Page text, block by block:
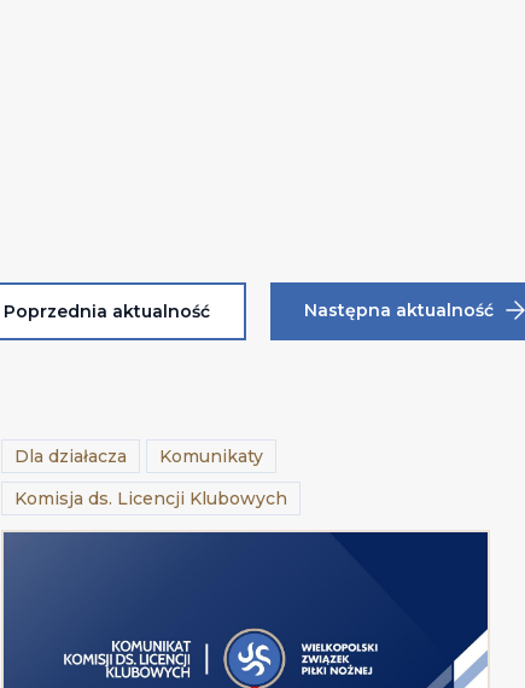
Poprzednia aktualność Następna aktualność
Dla działacza
Komunikaty
Komisja ds. Licencji Klubowych